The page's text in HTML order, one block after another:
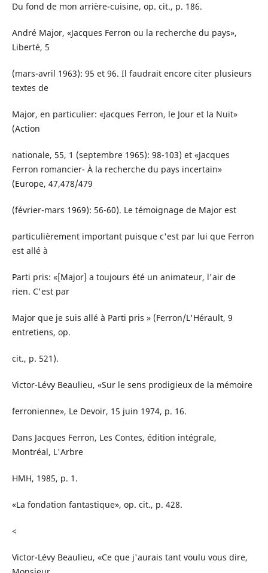
Du fond de mon arrière-cuisine, op. cit., p. 186.
André Major, «Jacques Ferron ou la recherche du pays»,
Liberté, 5
(mars-avril 1963): 95 et 96. Il faudrait encore citer plusieurs
textes de
Major, en particulier: «Jacques Ferron, le Jour et la Nuit»
(Action
nationale, 55, 1 (septembre 1965): 98-103) et «Jacques
Ferron romancier- À la recherche du pays incertain»
(Europe, 47,478/479
(février-mars 1969): 56-60). Le témoignage de Major est
particulièrement important puisque c'est par lui que Ferron
est allé à
Parti pris: «[Major] a toujours été un animateur, l'air de
rien. C'est par
Major que je suis allé à Parti pris » (Ferron/L'Hérault, 9
entretiens, op.
cit., p. 521).
Victor-Lévy Beaulieu, «Sur le sens prodigieux de la mémoire
ferronienne», Le Devoir, 15 juin 1974, p. 16.
Dans Jacques Ferron, Les Contes, édition intégrale,
Montréal, L'Arbre
HMH, 1985, p. 1.
«La fondation fantastique», op. cit., p. 428.
<
Victor-Lévy Beaulieu, «Ce que j'aurais tant voulu vous dire,